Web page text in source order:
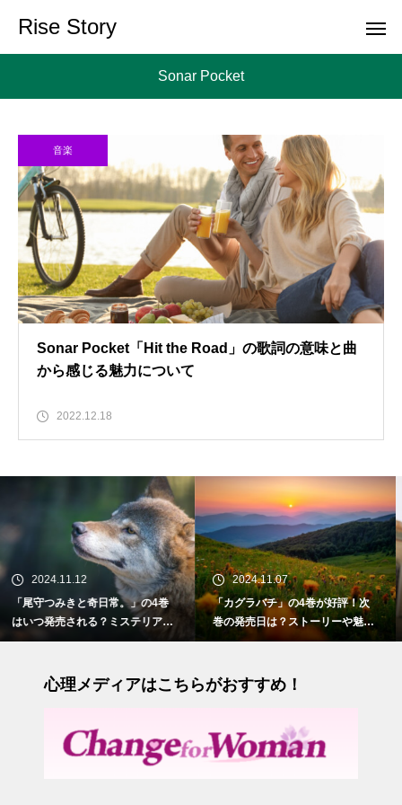
Rise Story
Sonar Pocket
音楽
Sonar Pocket「Hit the Road」の歌詞の意味と曲
から感じる魅力について
2022.12.18
日常。」の4巻
？ミステリアス
物語
2024.11.07
「カグラバチ」の4巻が好評！次
巻の発売日は？ストーリーや魅力
も紹介
2024.10.28
「お姉ちゃんの
いつ発売される
との切ない初恋
心理メディアはこちらがおすすめ！